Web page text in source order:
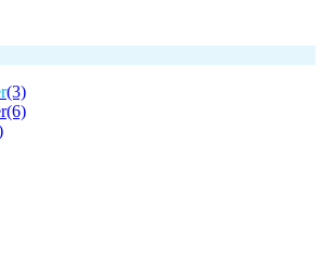
(3)
(6)